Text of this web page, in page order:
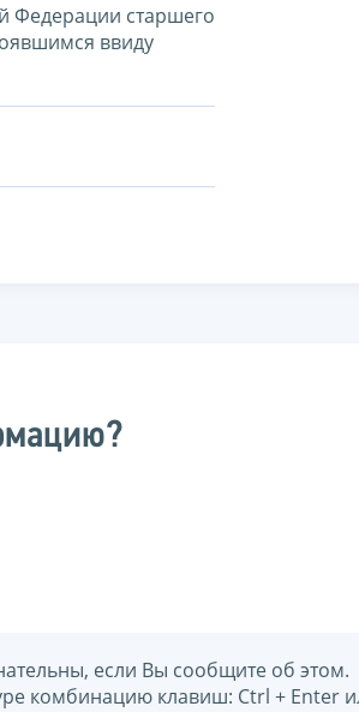
Федерации старшего
ввиду
если Вы сообщите об этом.
комбинацию клавиш: Ctrl + Enter